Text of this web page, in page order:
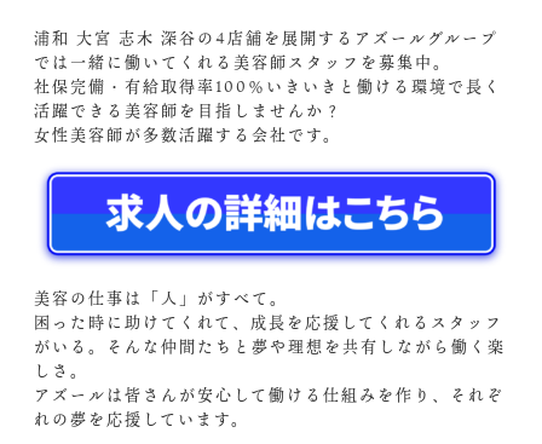
浦和 大宮 志木 深谷の4店舗を展開するアズールグループ
では一緒に働いてくれる美容師スタッフを募集中。
社保完備・有給取得率100％いきいきと働ける環境で長く
活躍できる美容師を目指しませんか？
女性美容師が多数活躍する会社です。
美容の仕事は「人」がすべて。
困った時に助けてくれて、成長を応援してくれるスタッフ
がいる。そんな仲間たちと夢や理想を共有しながら働く楽
しさ。
アズールは皆さんが安心して働ける仕組みを作り、それぞ
れの夢を応援しています。